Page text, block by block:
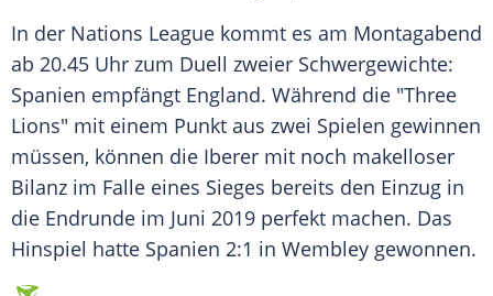
In der Nations League kommt es am Montagabend
ab 20.45 Uhr zum Duell zweier Schwergewichte:
Spanien empfängt England. Während die "Three
Lions" mit einem Punkt aus zwei Spielen gewinnen
müssen, können die Iberer mit noch makelloser
Bilanz im Falle eines Sieges bereits den Einzug in
die Endrunde im Juni 2019 perfekt machen. Das
Hinspiel hatte Spanien 2:1 in Wembley gewonnen.